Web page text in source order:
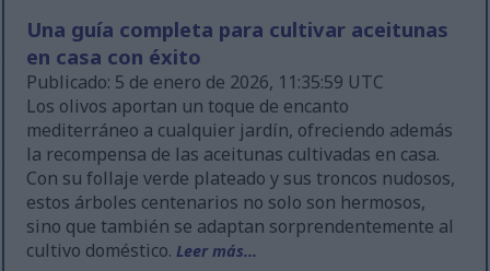
Una guía completa para cultivar aceitunas
en casa con éxito
Publicado: 5 de enero de 2026, 11:35:59 UTC
Los olivos aportan un toque de encanto
mediterráneo a cualquier jardín, ofreciendo además
la recompensa de las aceitunas cultivadas en casa.
Con su follaje verde plateado y sus troncos nudosos,
estos árboles centenarios no solo son hermosos,
sino que también se adaptan sorprendentemente al
cultivo doméstico.Leer más...